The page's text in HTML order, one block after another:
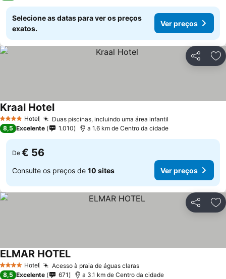
Selecione as datas para ver os preços
exatos.
Ver preços
Partilhar
4 EstrelasHotel Duas piscinas, incluindo uma área infantil
Kraal HotelVer preços
8,5 Excelente 1.010 a 1.6 km de Centro da cidade
De € 56
Consulte os preços de 10 sites Ver preços
Partilhar
4 EstrelasHotel Acesso à praia de águas clarasVer preços
ELMAR HOTELVer preços
8,5 Excelente 671 a 3.1 km de Centro da cidade